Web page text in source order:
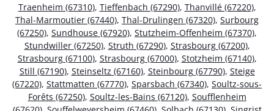
Traenheim (67310), Tieffenbach (67290), Thanvillé (67220),
Thal-Marmoutier (67440), Thal-Drulingen (67320), Surbourg
(67250), Sundhouse (67920), Stutzheim-Offenheim (67370),
Stundwiller (67250), Struth (67290), Strasbourg (67200),
Strasbourg (67100), Strasbourg (67000), Stotzheim (67140),
Still (67190), Steinseltz (67160), Steinbourg (67790), Steige
(67220), Stattmatten (67770), Sparsbach (67340), Soultz-sous-
Forêts (67250), Soultz-les-Bains (67120), Soufflenheim